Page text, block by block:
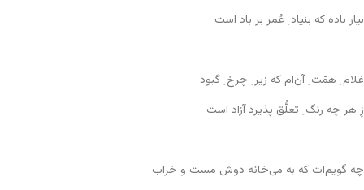
بیار باده که بنیاد ِ عُمر بر باد است
غلام ِ همّت ِ آن‌ام که زیر ِ چرخ ِ کَبود
زِ هر چه رنگ ِ تعلُّق پذیرد آزاد است
چه گویم‌ات که به می‌خانه دوش مست و خراب